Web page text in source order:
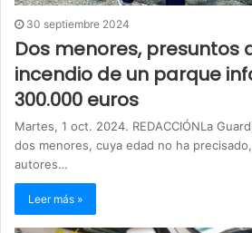
30 septiembre 2024
Dos menores, presuntos
incendio de un parque
300.000 euros
Martes, 1 oct. 2024. REDACCIÓNLa
dos menores, cuya edad no ha
autores…
Leer más »